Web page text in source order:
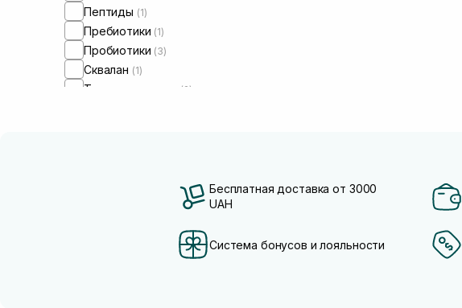
Пептиды (1)
Пребиотики (1)
Пробиотики (3)
Сквалан (1)
Трипептид меди (2)
Бесплатная доставка от 3000
UAH
Система бонусов и лояльности